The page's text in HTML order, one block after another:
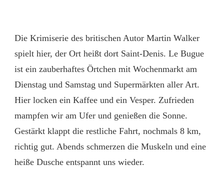
Die Krimiserie des britischen Autor Martin Walker
spielt hier, der Ort heißt dort Saint-Denis. Le Bugue
ist ein zauberhaftes Örtchen mit Wochenmarkt am
Dienstag und Samstag und Supermärkten aller Art.
Hier locken ein Kaffee und ein Vesper. Zufrieden
mampfen wir am Ufer und genießen die Sonne.
Gestärkt klappt die restliche Fahrt, nochmals 8 km,
richtig gut. Abends schmerzen die Muskeln und eine
heiße Dusche entspannt uns wieder.